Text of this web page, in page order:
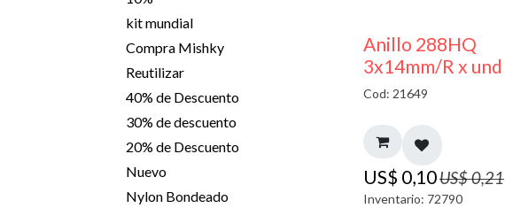
kit mundial
Compra Mishky
Reutilizar
40% de Descuento
30% de descuento
20% de Descuento
Nuevo
Nylon Bondeado
50% DESCUENTO
Anillo 288HQ
3x14mm/R x und
Cod: 21649
US$ 0,10US$0,21
Inventario: 72790